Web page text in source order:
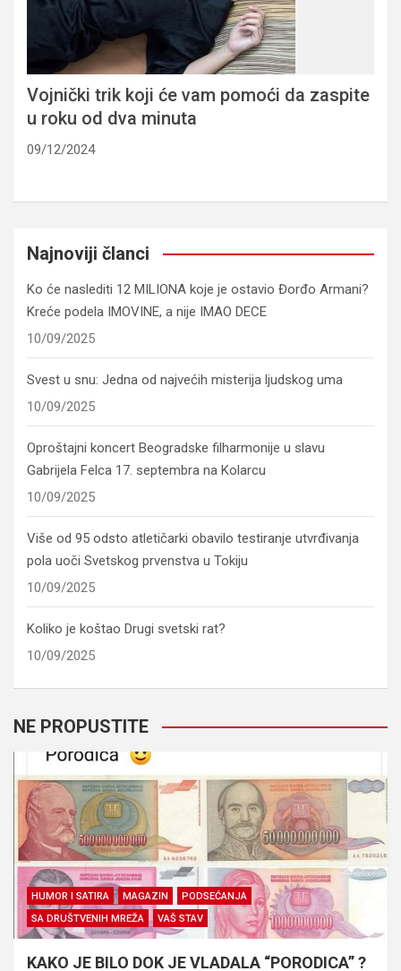
Vojnički trik koji će vam pomoći da zaspite
u roku od dva minuta
09/12/2024
Najnoviji članci
Ko će naslediti 12 MILIONA koje je ostavio Đorđo Armani?
Kreće podela IMOVINE, a nije IMAO DECE
10/09/2025
Svest u snu: Jedna od najvećih misterija ljudskog uma
10/09/2025
Oproštajni koncert Beogradske filharmonije u slavu
Gabrijela Felca 17. septembra na Kolarcu
10/09/2025
Više od 95 odsto atletičarki obavilo testiranje utvrđivanja
pola uoči Svetskog prvenstva u Tokiju
10/09/2025
Koliko je koštao Drugi svetski rat?
10/09/2025
NE PROPUSTITE
HUMOR I SATIRA MAGAZIN
PODSEĆANJA
SA DRUŠTVENIH MREŽA
VAŠ STAV
KAKO JE BILO DOK JE VLADALA “PORODICA” ?